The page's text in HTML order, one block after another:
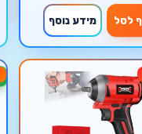
לסל מידע נוסף